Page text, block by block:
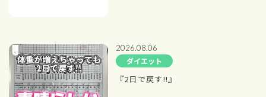
2026.08.06
ダイエット
『2日で戻す!!』